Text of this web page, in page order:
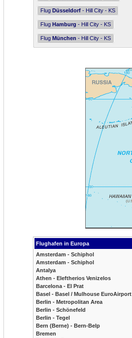
Flug Düsseldorf - Hill City - KS
Flug Hamburg - Hill City - KS
Flug München - Hill City - KS
Flughafen in Europa
Amsterdam - Schiphol
Amsterdam - Schiphol
Antalya
Athen - Eleftherios Venizelos
Barcelona - El Prat
Basel - Basel / Mulhouse EuroAirport
Berlin - Metropolitan Area
Berlin - Schönefeld
Berlin - Tegel
Bern (Berne) - Bern-Belp
Bremen